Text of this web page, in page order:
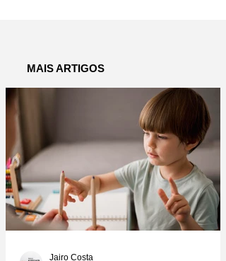
MAIS ARTIGOS
Jairo Costa